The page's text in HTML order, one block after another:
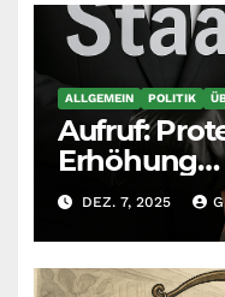
ALLGEMEIN POLITIK
Aufruf:
Erhöhung
DEZ. 7, 2025